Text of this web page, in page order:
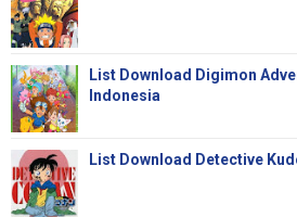
List Download Digimon
Indonesia
List Download Detective